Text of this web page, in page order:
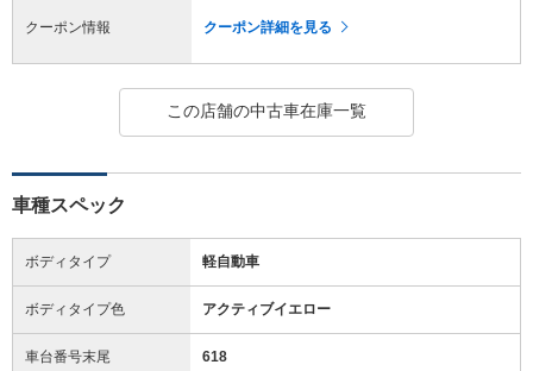
クーポン情報 クーポン詳細を見る
この店舗の中古車在庫一覧
車種スペック
ボディタイプ 軽自動車
ボディタイプ色 アクティブイエロー
車台番号末尾 618